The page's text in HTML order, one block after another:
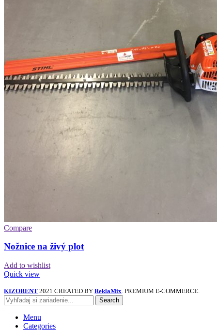
Compare
Nožnice na živý plot
Add to wishlist
Quick view
KIZORENT 2021 CREATED BY ReklaMix. PREMIUM E-COMMERCE.
Search
Menu
Categories